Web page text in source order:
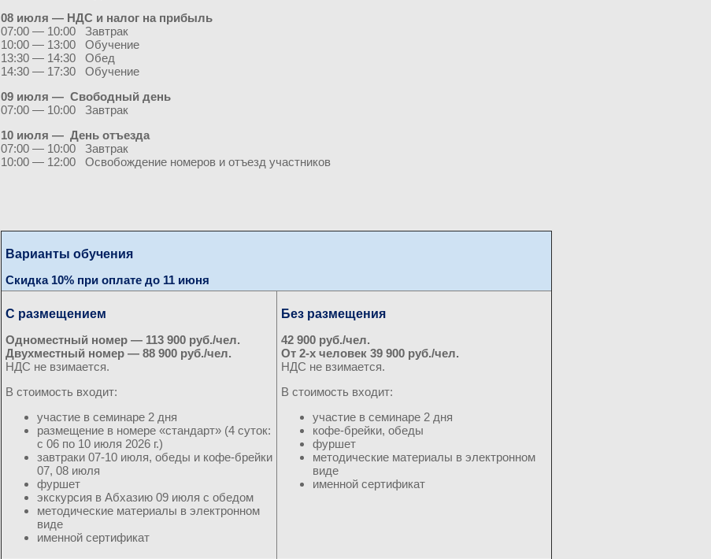
08 июля — НДС и налог на прибыль
07:00 — 10:00 Завтрак
10:00 — 13:00 Обучение
13:30 — 14:30 Обед
14:30 — 17:30 Обучение
09 июля — Свободный день
07:00 — 10:00 Завтрак
10 июля — День отъезда
07:00 — 10:00 Завтрак
10:00 — 12:00 Освобождение номеров и отъезд участников
Варианты обучения
Скидка 10% при оплате до 11 июня
С размещением
Одноместный номер — 113 900 руб./чел.
Двухместный номер — 88 900 руб./чел.
НДС не взимается.
В стоимость входит:
участие в семинаре 2 дня
размещение в номере «стандарт» (4 суток:
с 06 по 10 июля 2026 г.)
завтраки 07-10 июля, обеды и кофе-брейки
07, 08 июля
фуршет
экскурсия в Абхазию 09 июля с обедом
методические материалы в электронном
виде
именной сертификат
Без размещения
42 900 руб./чел.
От 2-х человек 39 900 руб./чел.
НДС не взимается.
В стоимость входит:
участие в семинаре 2 дня
кофе-брейки, обеды
фуршет
методические материалы в электронном
виде
именной сертификат